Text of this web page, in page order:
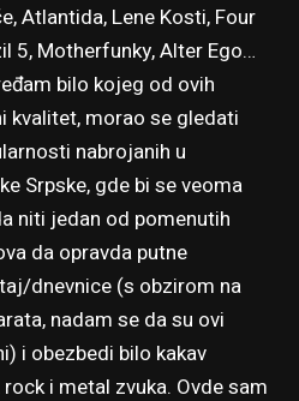
Atlantida, Lene Kosti, Four
5, Motherfunky, Alter Ego…
bilo kojeg od ovih
kvalitet, morao se gledati
nabrojanih u
Srpske, gde bi se veoma
niti jedan od pomenutih
da opravda putne
dnevnice (s obzirom na
nadam se da su ovi
i obezbedi bilo kakav
i metal zvuka. Ovde sam